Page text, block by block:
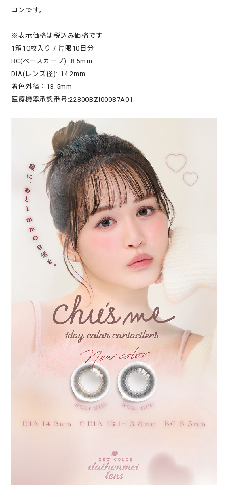
コンです。
※表示価格は税込み価格です
1箱10枚入り / 片眼10日分
BC(ベースカーブ): 8.5mm
DIA(レンズ径): 14.2mm
着色外径：13.5mm
医療機器承認番号:22800BZI00037A01